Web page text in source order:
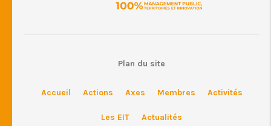
Plan du site
Accueil Actions Axes Membres Activités
Les EIT Actualités